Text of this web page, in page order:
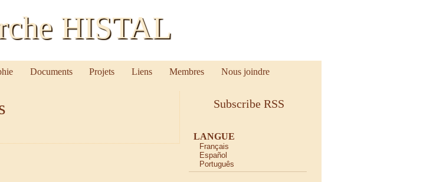
HISTAL
Documents Projets Liens Membres Nous joindre
Subscribe RSS
LANGUE
Français
Español
Português